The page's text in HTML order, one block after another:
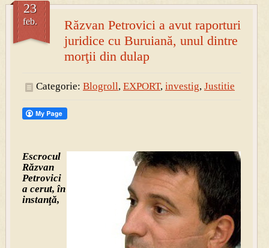
Răzvan Petrovici a avut raporturi
juridice cu Buruiană, unul dintre
morţii din dulap
23
feb.
Categorie: Blogroll, EXPORT, investig, Justitie
Escrocul
Răzvan
Petrovici
a cerut, în
instanţă,